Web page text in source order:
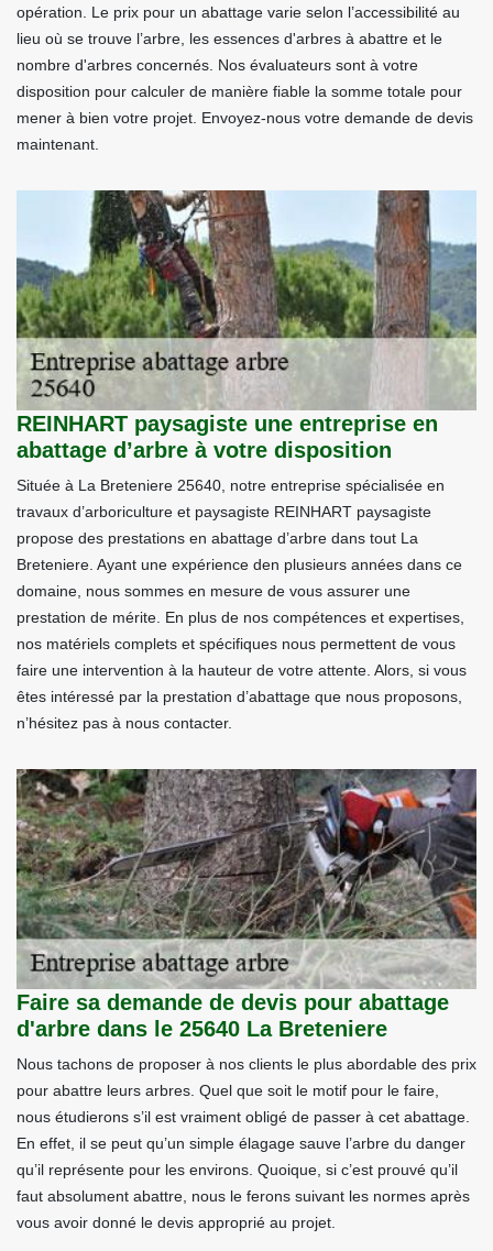
opération. Le prix pour un abattage varie selon l’accessibilité au
lieu où se trouve l’arbre, les essences d'arbres à abattre et le
nombre d'arbres concernés. Nos évaluateurs sont à votre
disposition pour calculer de manière fiable la somme totale pour
mener à bien votre projet. Envoyez-nous votre demande de devis
maintenant.
REINHART paysagiste une entreprise en
abattage d’arbre à votre disposition
Située à La Breteniere 25640, notre entreprise spécialisée en
travaux d’arboriculture et paysagiste REINHART paysagiste
propose des prestations en abattage d’arbre dans tout La
Breteniere. Ayant une expérience den plusieurs années dans ce
domaine, nous sommes en mesure de vous assurer une
prestation de mérite. En plus de nos compétences et expertises,
nos matériels complets et spécifiques nous permettent de vous
faire une intervention à la hauteur de votre attente. Alors, si vous
êtes intéressé par la prestation d’abattage que nous proposons,
n’hésitez pas à nous contacter.
Faire sa demande de devis pour abattage
d'arbre dans le 25640 La Breteniere
Nous tachons de proposer à nos clients le plus abordable des prix
pour abattre leurs arbres. Quel que soit le motif pour le faire,
nous étudierons s’il est vraiment obligé de passer à cet abattage.
En effet, il se peut qu’un simple élagage sauve l’arbre du danger
qu’il représente pour les environs. Quoique, si c’est prouvé qu’il
faut absolument abattre, nous le ferons suivant les normes après
vous avoir donné le devis approprié au projet.